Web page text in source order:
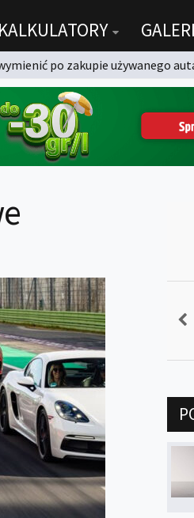
KALKULATORY
po zakupie używanego